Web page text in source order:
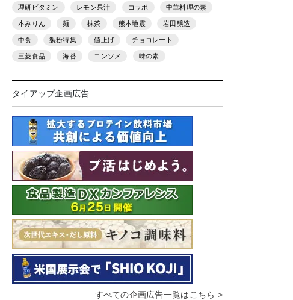
理研ビタミン レモン果汁 コラボ 中華料理の素
本みりん 麺 抹茶 熊本地震 岩田醸造
中食 製粉特集 値上げ チョコレート
三菱食品 海苔 コンソメ 味の素
タイアップ企画広告
すべての企画広告一覧はこちら >